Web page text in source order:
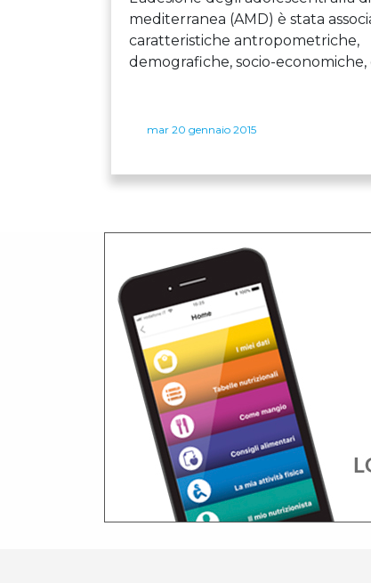
mediterranea (AMD) è stata
caratteristiche antropometriche,
demografiche, socio-economiche,
mar 20 gennaio 2015